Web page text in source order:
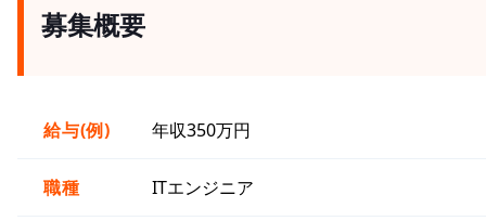
募集概要
給与(例) 年収350万円
職種 ITエンジニア